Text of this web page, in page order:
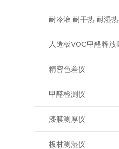
耐冷液 耐干热 耐湿热
精密色差仪
甲醛检测仪
漆膜测厚仪
板材测湿仪